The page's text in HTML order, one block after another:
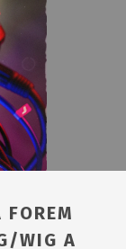
WIG A